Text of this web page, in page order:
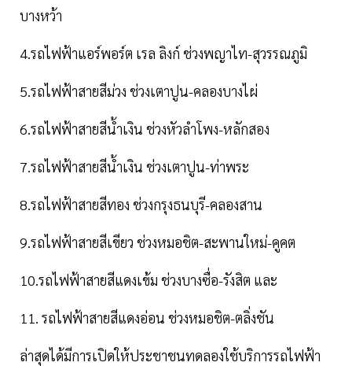
บางหว้า
4.รถไฟฟ้าแอร์พอร์ต เรล ลิงก์ ช่วงพญาไท-สุวรรณภูมิ
5.รถไฟฟ้าสายสีม่วง ช่วงเตาปูน-คลองบางไผ่
6.รถไฟฟ้าสายสีน้ำเงิน ช่วงหัวลำโพง-หลักสอง
7.รถไฟฟ้าสายสีน้ำเงิน ช่วงเตาปูน-ท่าพระ
8.รถไฟฟ้าสายสีทอง ช่วงกรุงธนบุรี-คลองสาน
9.รถไฟฟ้าสายสีเขียว ช่วงหมอชิต-สะพานใหม่-คูคต
10.รถไฟฟ้าสายสีแดงเข้ม ช่วงบางซื่อ-รังสิต และ
11. รถไฟฟ้าสายสีแดงอ่อน ช่วงหมอชิต-ตลิ่งชัน
ล่าสุดได้มีการเปิดให้ประชาชนทดลองใช้บริการรถไฟฟ้า